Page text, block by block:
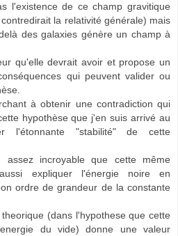
l'existence de ce champ gravitique
la relativité générale) mais
des galaxies génère un champ à
qu'elle devrait avoir et propose un
qui peuvent valider ou
à obtenir une contradiction qui
hypothèse que j'en suis arrivé au
l'étonnante "stabilité" de cette
incroyable que cette même
expliquer l'énergie noire en
ordre de grandeur de la constante
(dans l'hypothese que cette
du vide) donne une valeur